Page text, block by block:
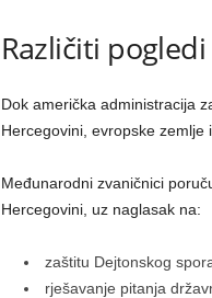
Različiti
Dok američka administracija
Hercegovini, evropske zemlje
Međunarodni zvaničnici
Hercegovini, uz naglasak na:
zaštitu Dejtonskog
rješavanje pitanja